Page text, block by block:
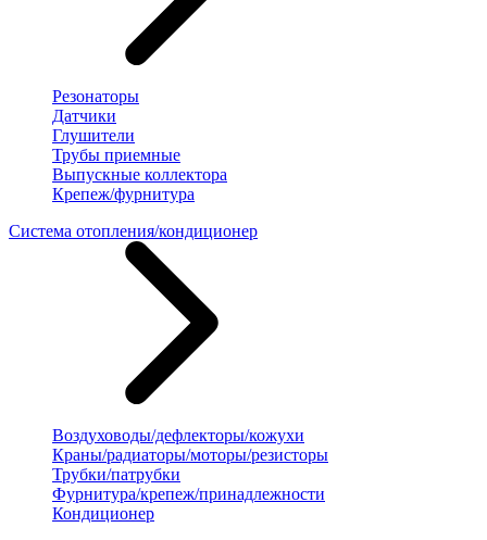
Резонаторы
Датчики
Глушители
Трубы приемные
Выпускные коллектора
Крепеж/фурнитура
Система отопления/кондиционер
Воздуховоды/дефлекторы/кожухи
Краны/радиаторы/моторы/резисторы
Трубки/патрубки
Фурнитура/крепеж/принадлежности
Кондиционер